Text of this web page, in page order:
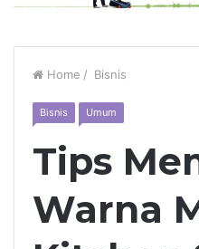
Home / Bisnis
Bisnis Umum
Tips
Warna